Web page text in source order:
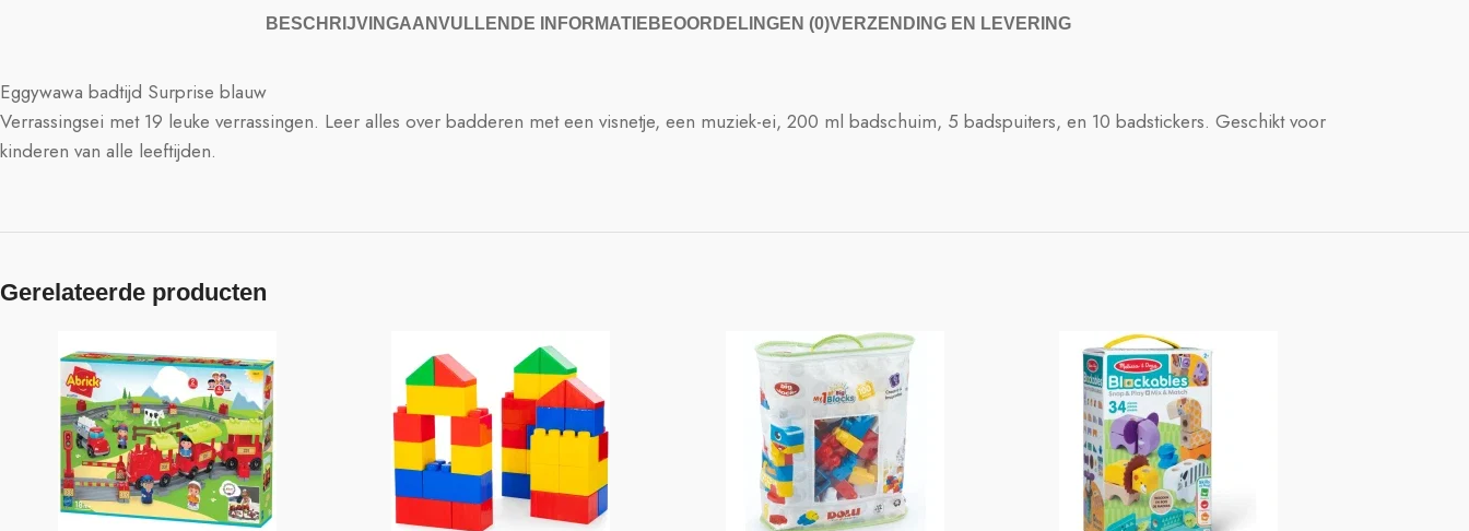
BESCHRIJVINGAANVULLENDE INFORMATIE BEOORDELINGEN (0)VERZENDING EN LEVERING
Eggywawa badtijd Surprise blauw
Verrassingsei met 19 leuke verrassingen. Leer alles over badderen met een visnetje, een muziek-ei, 200 ml badschuim, 5 badspuiters, en 10 badstickers. Geschikt voor
kinderen van alle leeftijden.
Gerelateerde producten